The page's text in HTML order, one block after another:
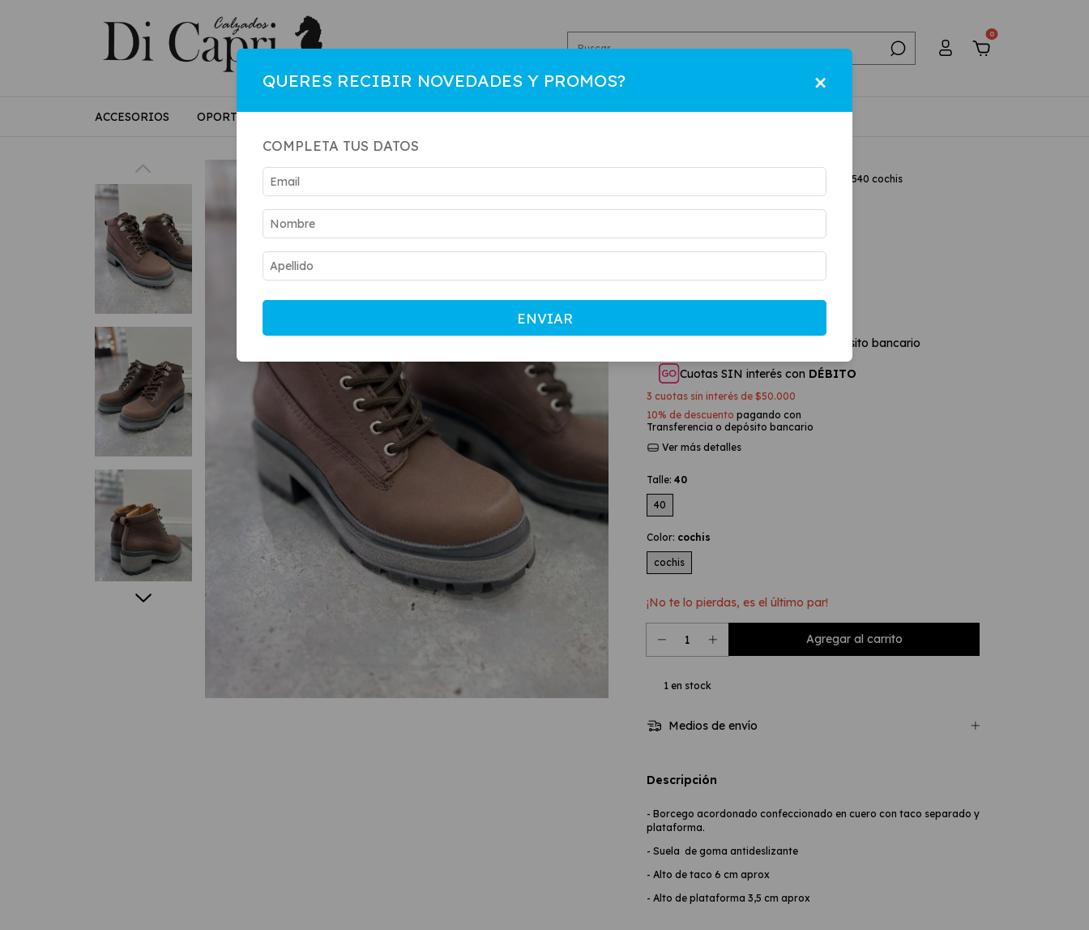
0
ACCESORIOS OPORTUNIDADES
3540 cochis
3540 cochis
SKU:3540
$150.000 -6%OFF
$160.000
Transferencia o depósito bancario
Cuotas SIN interés con DÉBITO
3 cuotas sin interés de $50.000
10% de descuento pagando con
Transferencia o depósito bancario
Ver más detalles
Talle: 40
40
Color: cochis
cochis
¡No te lo pierdas, es el último par!
1 en stock
Medios de envío
Descripción
- Borcego acordonado confeccionado en cuero con taco separado y
plataforma.
- Suela de goma antideslizante
- Alto de taco 6 cm aprox
- Alto de plataforma 3,5 cm aprox
QUERES RECIBIR NOVEDADES Y PROMOS? ×
COMPLETA TUS DATOS
ENVIAR